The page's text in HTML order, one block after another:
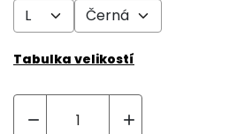
Tabulka velikostí
 